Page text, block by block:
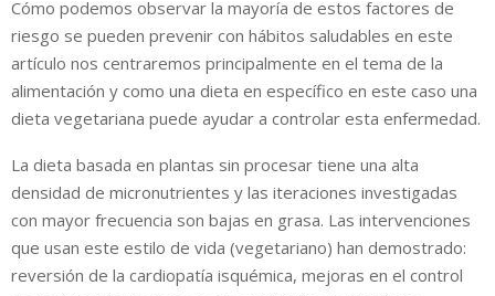
Cómo podemos observar la mayoría de estos factores de
riesgo se pueden prevenir con hábitos saludables en este
artículo nos centraremos principalmente en el tema de la
alimentación y como una dieta en específico en este caso una
dieta vegetariana puede ayudar a controlar esta enfermedad.
La dieta basada en plantas sin procesar tiene una alta
densidad de micronutrientes y las iteraciones investigadas
con mayor frecuencia son bajas en grasa. Las intervenciones
que usan este estilo de vida (vegetariano) han demostrado:
reversión de la cardiopatía isquémica, mejoras en el control